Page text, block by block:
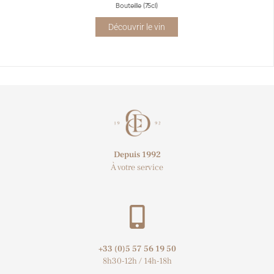
Bouteille (75cl)
Découvrir le vin
Depuis 1992
À votre service
+33 (0)5 57 56 19 50​
8h30-12h / 14h-18h